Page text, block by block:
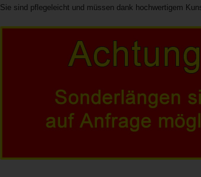
Sie sind pflegeleicht und müssen dank hochwertigem